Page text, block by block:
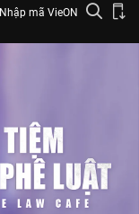
Nhập mã VieON